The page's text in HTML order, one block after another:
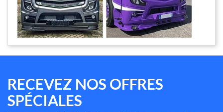
RECEVEZ NOS OFFRES
SPÉCIALES